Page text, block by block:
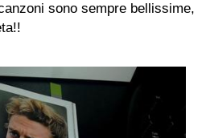
sono sempre bellissime,